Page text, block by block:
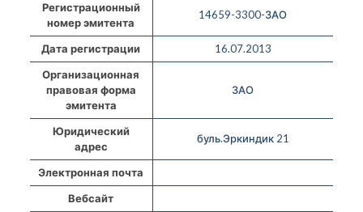
Регистрационный
номер эмитента
14659-3300-ЗАО
Дата регистрации
16.07.2013
Организационная
правовая форма
эмитента
ЗАО
Юридический
адрес
буль.Эркиндик 21
Электронная почта
Вебсайт